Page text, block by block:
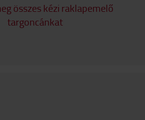
összes kézi raklapemelő
targoncánkat